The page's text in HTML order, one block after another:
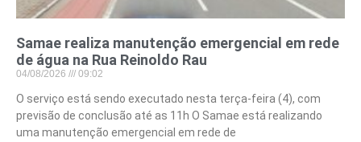
Samae realiza manutenção emergencial em rede
de água na Rua Reinoldo Rau
04/08/2026 09:02
O serviço está sendo executado nesta terça-feira (4), com
previsão de conclusão até as 11h O Samae está realizando
uma manutenção emergencial em rede de